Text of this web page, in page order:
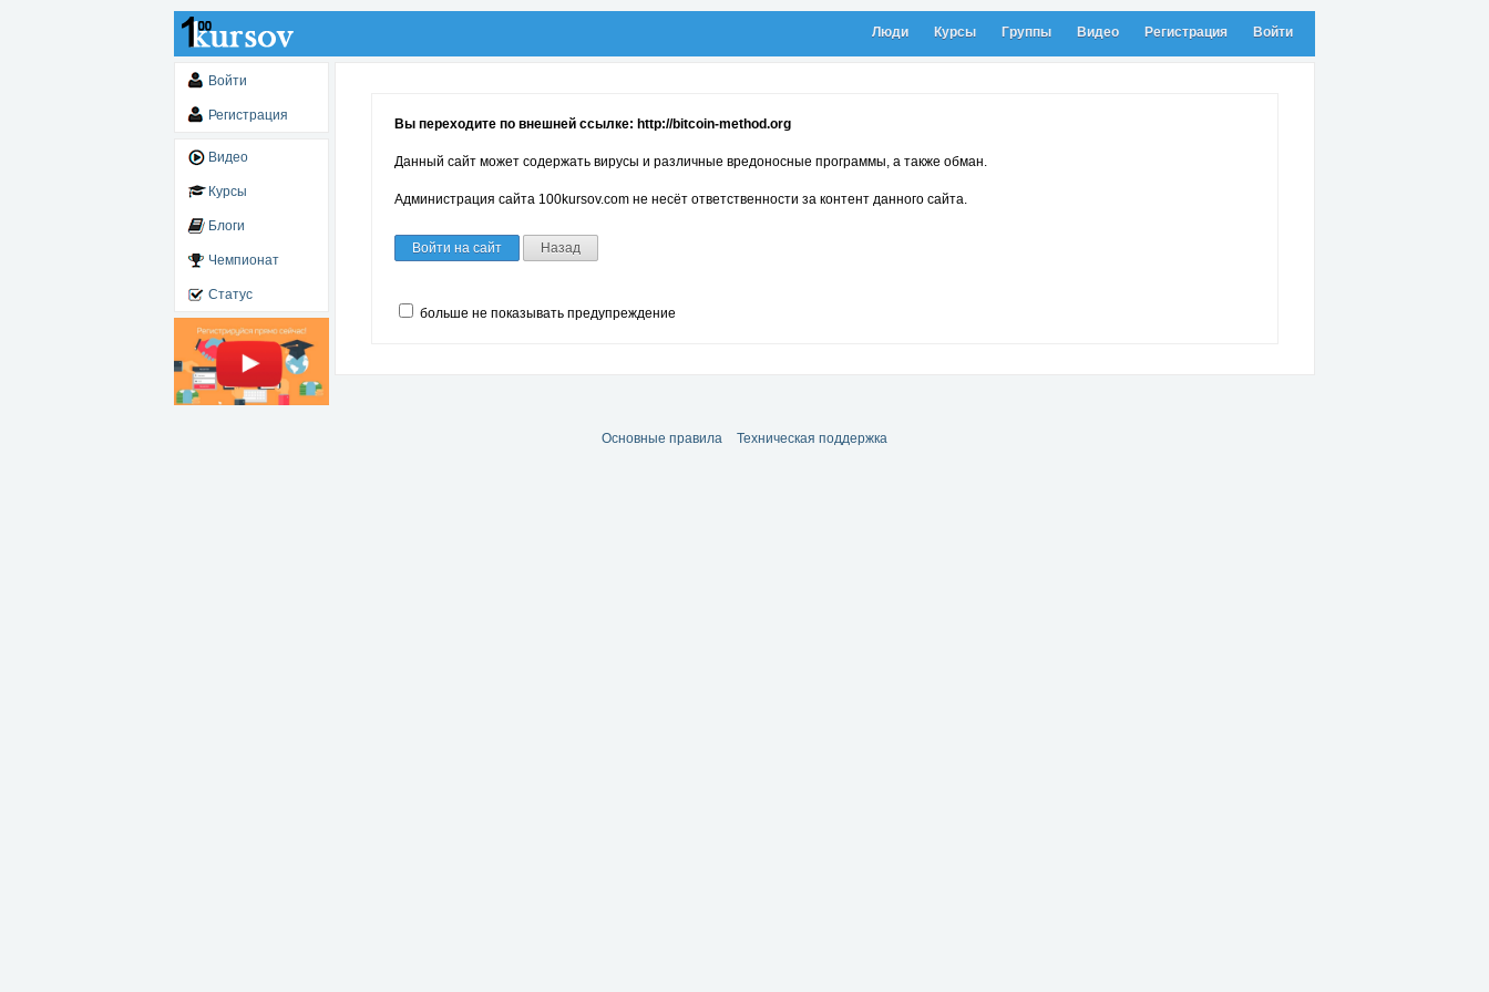
Люди Курсы Группы Видео Регистрация Войти
Войти
Регистрация
Видео
Курсы
Блоги
Чемпионат
Статус
Вы переходите по внешней ссылке: http://bitcoin-method.org
Данный сайт может содержать вирусы и различные вредоносные программы, а также обман.
Администрация сайта 100kursov.com не несёт ответственности за контент данного сайта.
Войти на сайт Назад
больше не показывать предупреждение
Основные правила Техническая поддержка